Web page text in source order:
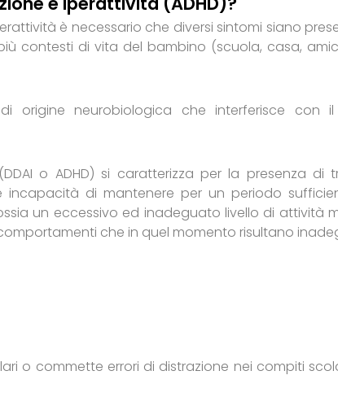
è necessario che diversi sintomi siano
contesti di vita del bambino (scuola, casa,
origine neurobiologica che interferisce con
o ADHD) si caratterizza per la presenza di
di mantenere per un periodo
un eccessivo ed inadeguato livello di attività
che in quel momento risultano
o commette errori di distrazione nei compiti